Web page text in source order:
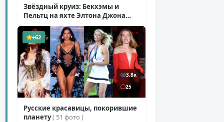
Звёздный круиз: Бекхэмы и
Пельтц на яхте Элтона Джона
( 12 фото )
+62
3,8к
25
Русские красавицы, покорившие
планету( 51 фото )